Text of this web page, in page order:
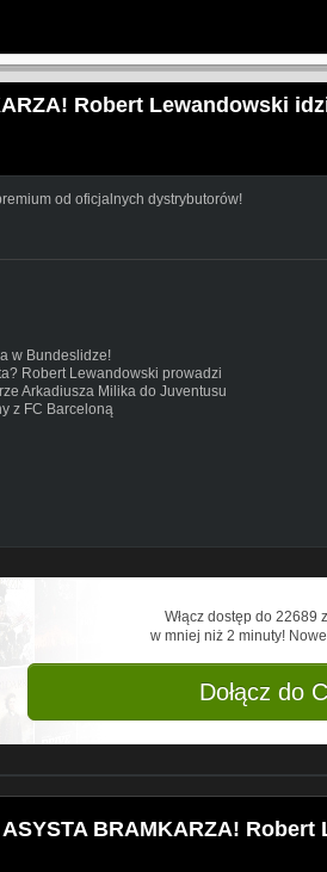
Robert Lewandowski
od oficjalnych dystrybutorów!
w Bundeslidze!
Robert Lewandowski prowadzi
Arkadiusza Milika do Juventusu
z FC Barceloną
odejdzie z Arsenalu?
części materiału.
PAP CyfraSport AFP REUTERS EPA DPA AP
File East News
Włącz dostęp do 22689
w mniej niż 2 minuty!
Dołącz do
BRAMKARZA!